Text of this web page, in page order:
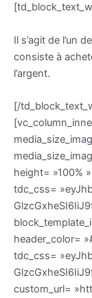
Il s’agit de l’un
consiste à
l’argent.
[/
height= »100% »
tdc_css=
header_color=
tdc_css=
custom_url=